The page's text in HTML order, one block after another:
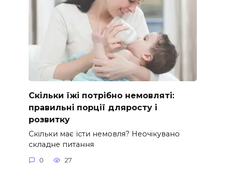
Скільки їжі потрібно немовляті:
правильні порції дляросту і
розвитку
Скільки має їсти немовля? Неочікувано
складне питання
0 27